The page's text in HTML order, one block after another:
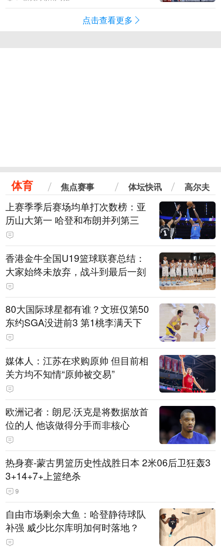
点击查看更多
体育 焦点赛事 体坛快讯 高尔夫
上赛季季后赛场均单打次数榜：亚
历山大第一 哈登和布朗并列第三
香港金牛全国U19篮球联赛总结：
大家始终未放弃，战斗到最后一刻
80大国际球星都有谁？文班仅第50
东约SGA没进前3 第1桃李满天下
媒体人：江苏在求购原帅 但目前相
关方均不知情“原帅被交易”
欧洲记者：朗尼·沃克是将数据放首
位的人 他该做得分手而非核心
热身赛-蒙古男篮历史性战胜日本 2米06后卫狂轰3
3+14+7+上篮绝杀
9
自由市场剩余大鱼：哈登静待球队
补强 威少比尔库明加何时落地？